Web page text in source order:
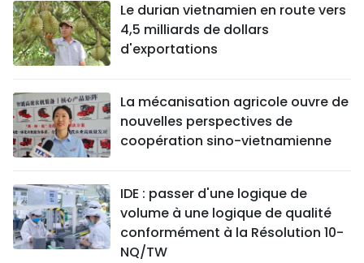
Le durian vietnamien en route vers
4,5 milliards de dollars
d'exportations
La mécanisation agricole ouvre de
nouvelles perspectives de
coopération sino-vietnamienne
IDE : passer d'une logique de
volume à une logique de qualité
conformément à la Résolution 10-
NQ/TW